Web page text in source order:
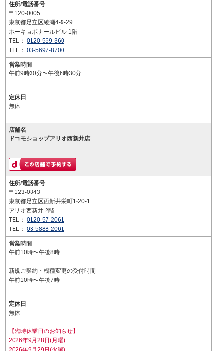
住所/電話番号
〒120-0005
東京都足立区綾瀬4-9-29
ホーキョボナールビル 1階
TEL： 0120-569-360
TEL： 03-5697-8700
営業時間
午前9時30分〜午後6時30分
定休日
無休
店舗名
ドコモショップアリオ西新井店
住所/電話番号
〒123-0843
東京都足立区西新井栄町1-20-1
アリオ西新井 2階
TEL： 0120-57-2061
TEL： 03-5888-2061
営業時間
午前10時〜午後8時
新規ご契約・機種変更の受付時間
午前10時〜午後7時
定休日
無休
【臨時休業日のお知らせ】
2026年9月28日(月曜)
2026年9月29日(火曜)